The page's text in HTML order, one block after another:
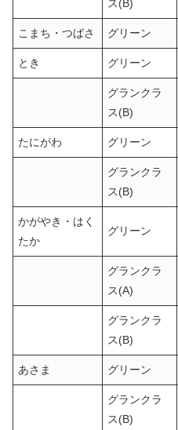
ス(B)
こまち・つばさ グリーン
とき グリーン
グランクラ
ス(B)
たにがわ グリーン
グランクラ
ス(B)
かがやき・はく
たか
グリーン
グランクラ
ス(A)
グランクラ
ス(B)
あさま グリーン
グランクラ
ス(B)